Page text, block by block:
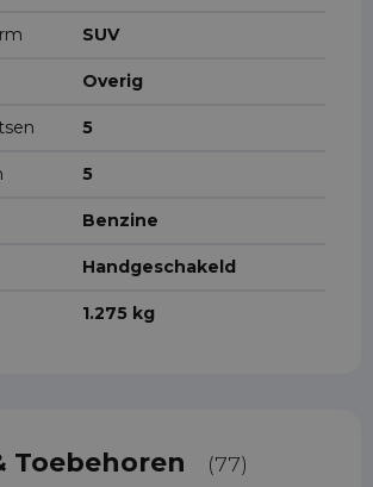
SUV
Overig
5
5
Benzine
Handgeschakeld
1.275 kg
Toebehoren (77)